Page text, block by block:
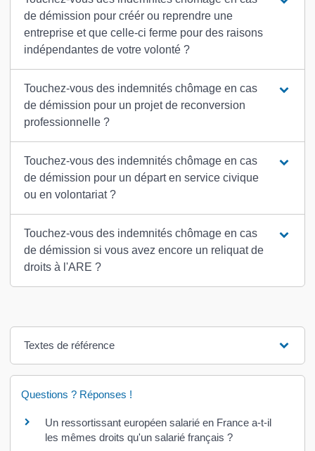
de démission pour créér ou reprendre une
entreprise et que celle-ci ferme pour des raisons
indépendantes de votre volonté ?
Touchez-vous des indemnités chômage en cas
de démission pour un projet de reconversion
professionnelle ?
Touchez-vous des indemnités chômage en cas
de démission pour un départ en service civique
ou en volontariat ?
Touchez-vous des indemnités chômage en cas
de démission si vous avez encore un reliquat de
droits à l'ARE ?
Textes de référence
Questions ? Réponses !
Un ressortissant européen salarié en France a-t-il
les mêmes droits qu'un salarié français ?